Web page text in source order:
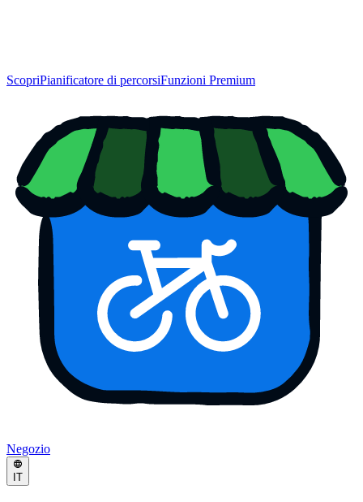
ScopriPianificatore di percorsiFunzioni Premium
Negozio
IT